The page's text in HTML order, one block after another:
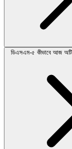
ডিএসএম-৫ কীভাবে আজ